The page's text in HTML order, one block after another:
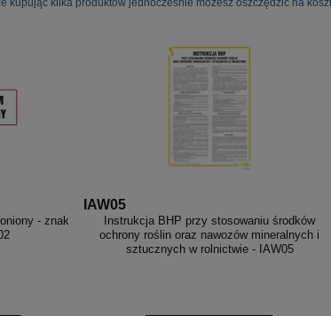
kupując kilka produktów jednocześnie możesz oszczędzić na
- znak
IAW05
Instrukcja BHP przy stosowaniu środków
ochrony roślin oraz nawozów mineralnych i
sztucznych w rolnictwie - IAW05